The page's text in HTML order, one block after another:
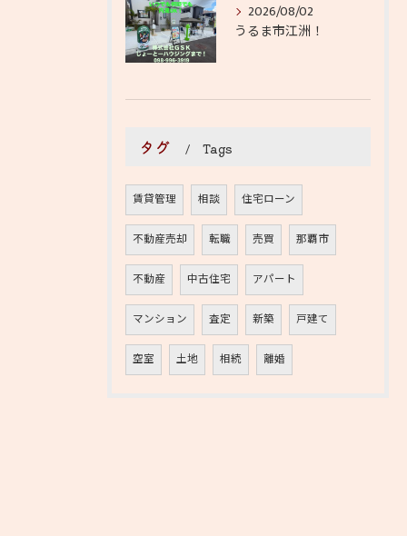
2026/08/02
うるま市江洲！
タグ Tags
賃貸管理 相談 住宅ローン
不動産売却 転職 売買 那覇市
不動産 中古住宅 アパート
マンション 査定 新築 戸建て
空室 土地 相続 離婚